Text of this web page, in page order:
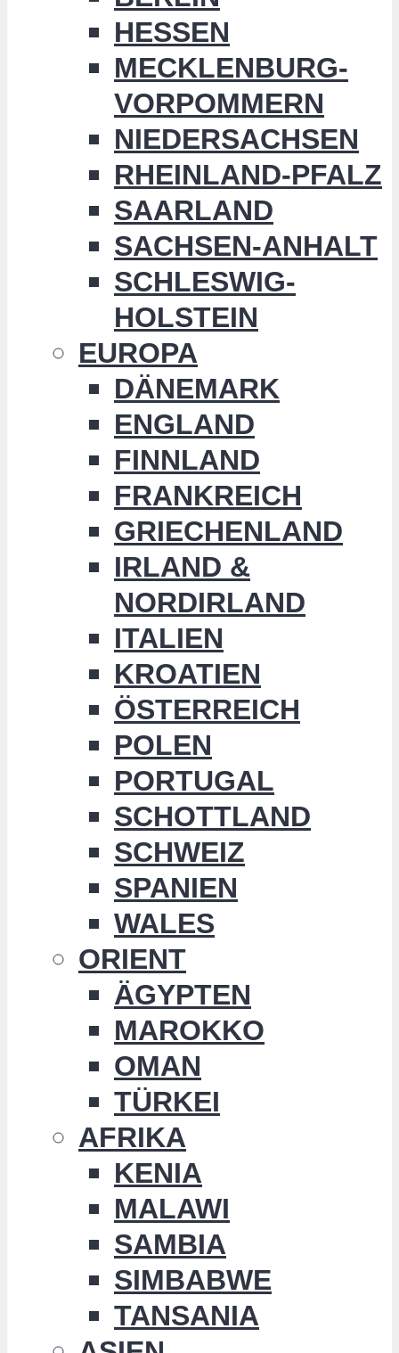
HESSEN
MECKLENBURG-
VORPOMMERN
NIEDERSACHSEN
RHEINLAND-PFALZ
SAARLAND
SACHSEN-ANHALT
SCHLESWIG-
HOLSTEIN
EUROPA
DÄNEMARK
ENGLAND
FINNLAND
FRANKREICH
GRIECHENLAND
IRLAND &
NORDIRLAND
ITALIEN
KROATIEN
ÖSTERREICH
POLEN
PORTUGAL
SCHOTTLAND
SCHWEIZ
SPANIEN
WALES
ORIENT
ÄGYPTEN
MAROKKO
OMAN
TÜRKEI
AFRIKA
KENIA
MALAWI
SAMBIA
SIMBABWE
TANSANIA